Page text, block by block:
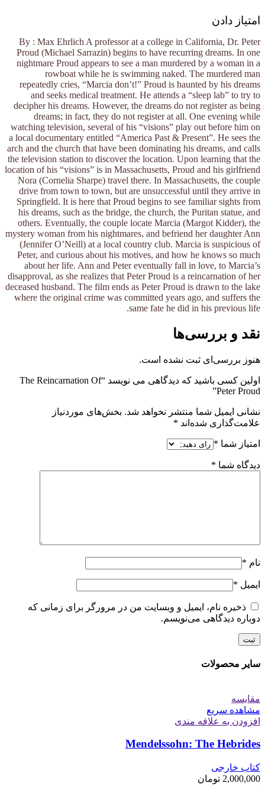
امتیاز دادن
By : Max Ehrlich A professor at a college in California, Dr. Peter
Proud (Michael Sarrazin) begins to have recurring dreams. In one
nightmare Proud appears to see a man murdered by a woman in a
rowboat while he is swimming naked. The murdered man
repeatedly cries, “Marcia don’t!” Proud is haunted by his dreams
and seeks medical treatment. He attends a “sleep lab” to try to
decipher his dreams. However, the dreams do not register as being
dreams; in fact, they do not register at all. One evening while
watching television, several of his “visions” play out before him on
a local documentary entitled “America Past & Present”. He sees the
arch and the church that have been dominating his dreams, and calls
the television station to discover the location. Upon learning that the
location of his “visions” is in Massachusetts, Proud and his girlfriend
Nora (Cornelia Sharpe) travel there. In Massachusetts, the couple
drive from town to town, but are unsuccessful until they arrive in
Springfield. It is here that Proud begins to see familiar sights from
his dreams, such as the bridge, the church, the Puritan statue, and
others. Eventually, the couple locate Marcia (Margot Kidder), the
mystery woman from his nightmares, and befriend her daughter Ann
(Jennifer O’Neill) at a local country club. Marcia is suspicious of
Peter, and curious about his motives, and how he knows so much
about her life. Ann and Peter eventually fall in love, to Marcia’s
disapproval, as she realizes that Peter Proud is a reincarnation of her
deceased husband. The film ends as Peter Proud is drawn to the lake
where the original crime was committed years ago, and suffers the
same fate he did in his previous life.
نقد و بررسی‌ها
هنوز بررسی‌ای ثبت نشده است.
اولین کسی باشید که دیدگاهی می نویسد “The Reincarnation Of
Peter Proud”
نشانی ایمیل شما منتشر نخواهد شد. بخش‌های موردنیاز
علامت‌گذاری شده‌اند *
امتیاز شما *
دیدگاه شما *
نام *
ایمیل *
ذخیره نام، ایمیل و وبسایت من در مرورگر برای زمانی که
دوباره دیدگاهی می‌نویسم.
سایر محصولات
مقایسه
مشاهده سریع
افزودن به علاقه مندی
Mendelssohn: The Hebrides
کتاب خارجی
2,000,000 تومان